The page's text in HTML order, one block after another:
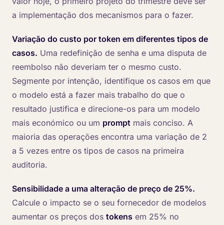
a implementação dos mecanismos para o fazer.
Variação do custo por token em diferentes tipos de
casos. Uma redefinição de senha e uma disputa de
reembolso não deveriam ter o mesmo custo.
Segmente por intenção, identifique os casos em que
o modelo está a fazer mais trabalho do que o
resultado justifica e direcione-os para um modelo
mais económico ou um prompt mais conciso. A
maioria das operações encontra uma variação de 2
a 5 vezes entre os tipos de casos na primeira
auditoria.
Sensibilidade a uma alteração de preço de 25%.
Calcule o impacto se o seu fornecedor de modelos
aumentar os preços dos tokens em 25% no